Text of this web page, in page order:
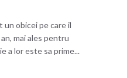
un obicei pe care il
mai ales pentru
a lor este sa prime...